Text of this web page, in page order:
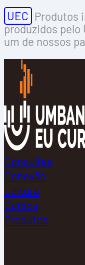
UEC Produtos
produzidos pelo
um de nossos
Consultas
Conexão
Leitura
Cursos
Produtos